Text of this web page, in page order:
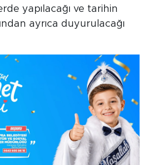
yapılacağı ve tarihin
ayrıca duyurulacağı